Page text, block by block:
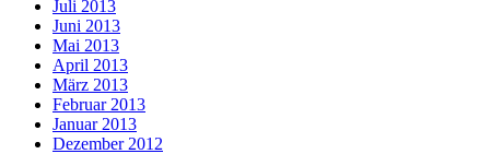
Juli 2013
Juni 2013
Mai 2013
April 2013
März 2013
Februar 2013
Januar 2013
Dezember 2012